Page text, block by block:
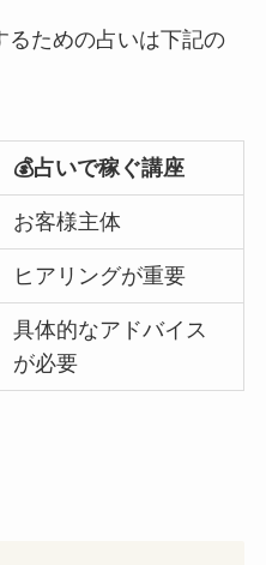
るための占いは下記の
💰占いで稼ぐ講座
お客様主体
ヒアリングが重要
具体的なアドバイス
が必要